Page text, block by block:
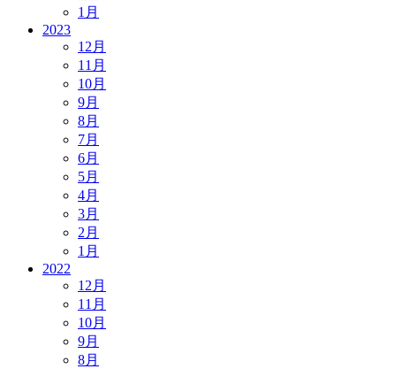
1月
2023
12月
11月
10月
9月
8月
7月
6月
5月
4月
3月
2月
1月
2022
12月
11月
10月
9月
8月